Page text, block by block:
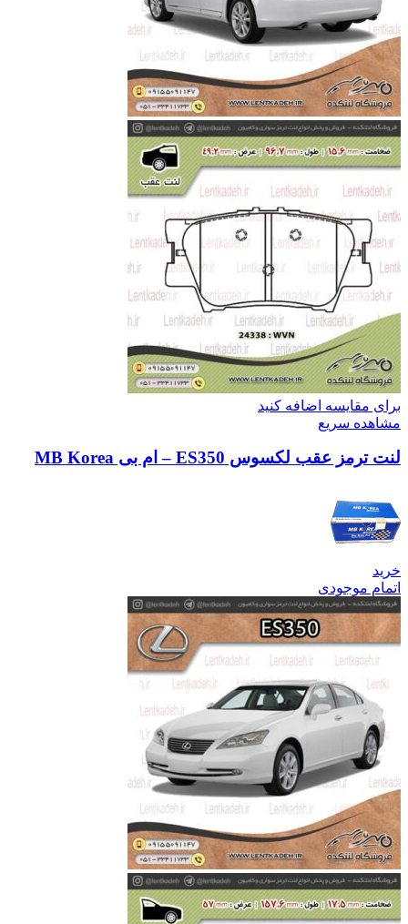
برای مقایسه اضافه کنید
مشاهده سریع
لنت ترمز عقب لکسوس ES350 – ام بی MB Korea
خرید
اتمام موجودی